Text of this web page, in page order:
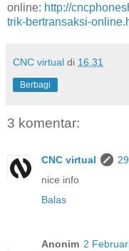
online: http://
trik-bertransaksi-
CNC virtual di 16.31
Berbagi
3 komentar:
CNC virtual
nice info
Balas
Anonim 2